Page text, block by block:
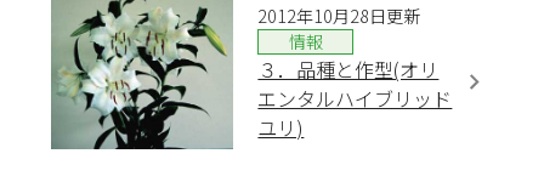
2012年10月28日更新
情報
３．品種と作型(オリ
エンタルハイブリッド
ユリ)